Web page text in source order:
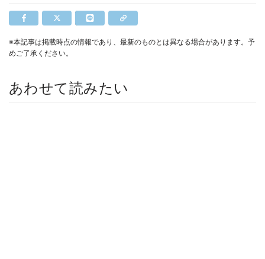
※本記事は掲載時点の情報であり、最新のものとは異なる場合があります。予
めご了承ください。
あわせて読みたい